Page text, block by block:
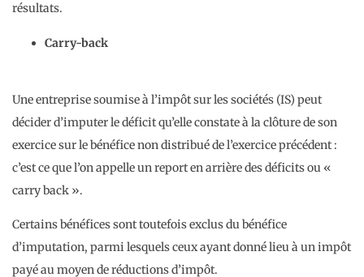
résultats.
Carry-back
Une entreprise soumise à l’impôt sur les sociétés (IS) peut
décider d’imputer le déficit qu’elle constate à la clôture de son
exercice sur le bénéfice non distribué de l’exercice précédent :
c’est ce que l’on appelle un report en arrière des déficits ou «
carry back ».
Certains bénéfices sont toutefois exclus du bénéfice
d’imputation, parmi lesquels ceux ayant donné lieu à un impôt
payé au moyen de réductions d’impôt.